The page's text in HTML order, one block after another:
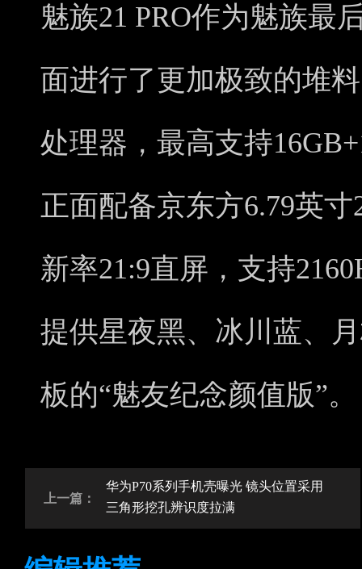
魅族21 PRO作为魅族最
面进行了更加极致的堆
处理器，最高支持
正面配备京东方6.79英
新率21:9直屏，支持
提供星夜黑、冰川蓝、
板的“魅友纪念颜值版”。
上一篇：
华为P70系列手机壳曝光 镜头位置采用
三角形挖孔辨识度拉满